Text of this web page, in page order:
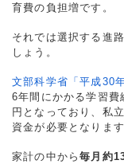
育費の負担増です。
それでは選択する進
しょう。
文部科学省「平成30
6年間にかかる学習
円となっており、私
資金が必要となります
家計の中から毎月約